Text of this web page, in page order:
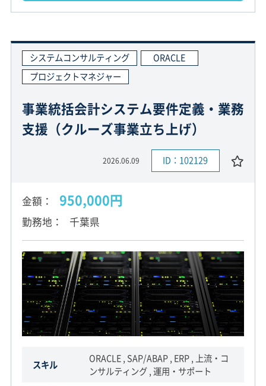
システムコンサルティング
ORACLE
プロジェクトマネジャー
事業統括会計システム要件定義・業務
支援（クルーズ事業立ち上げ）
2026.06.09 ID：102129
金額 950,000円
勤務地 千葉県
スキル
ORACLE , SAP/ABAP , ERP , 上流・コ
ンサルティング , 運用・サポート